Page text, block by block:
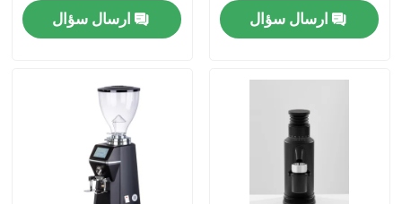
با ما تماس بگیرید
موارد
آسیاب دانه قهوه
آسیاب قهوه Burr
ارسال سؤال
ارسال سؤال